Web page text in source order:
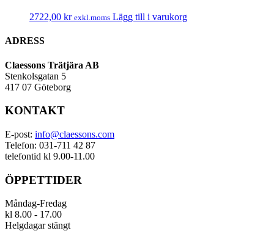
2722,00 kr exkl.moms Lägg till i varukorg
ADRESS
Claessons Trätjära AB
Stenkolsgatan 5
417 07 Göteborg
KONTAKT
E-post: info@claessons.com
Telefon: 031-711 42 87
telefontid kl 9.00-11.00
ÖPPETTIDER
Måndag-Fredag
kl 8.00 - 17.00
Helgdagar stängt